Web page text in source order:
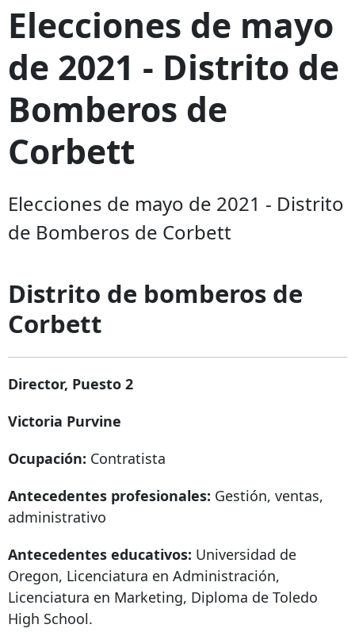
Elecciones de mayo
de 2021 - Distrito de
Bomberos de
Corbett
Elecciones de mayo de 2021 - Distrito
de Bomberos de Corbett
Distrito de bomberos de
Corbett
Director, Puesto 2
Victoria Purvine
Ocupación: Contratista
Antecedentes profesionales: Gestión, ventas,
administrativo
Antecedentes educativos: Universidad de
Oregon, Licenciatura en Administración,
Licenciatura en Marketing, Diploma de Toledo
High School.